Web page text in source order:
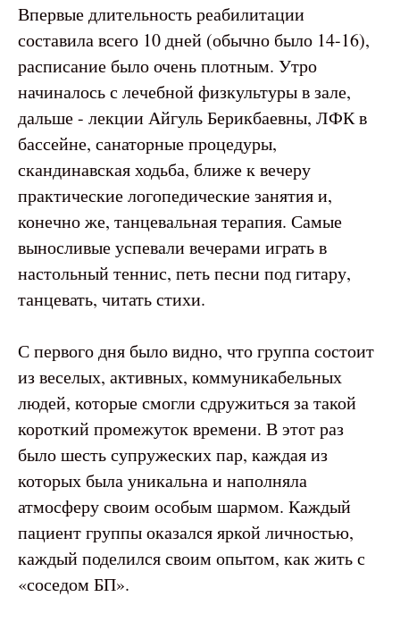
Впервые длительность реабилитации
составила всего 10 дней (обычно было 14-16),
расписание было очень плотным. Утро
начиналось с лечебной физкультуры в зале,
дальше - лекции Айгуль Берикбаевны, ЛФК в
бассейне, санаторные процедуры,
скандинавская ходьба, ближе к вечеру
практические логопедические занятия и,
конечно же, танцевальная терапия. Самые
выносливые успевали вечерами играть в
настольный теннис, петь песни под гитару,
танцевать, читать стихи.
С первого дня было видно, что группа состоит
из веселых, активных, коммуникабельных
людей, которые смогли сдружиться за такой
короткий промежуток времени. В этот раз
было шесть супружеских пар, каждая из
которых была уникальна и наполняла
атмосферу своим особым шармом. Каждый
пациент группы оказался яркой личностью,
каждый поделился своим опытом, как жить с
«соседом БП».